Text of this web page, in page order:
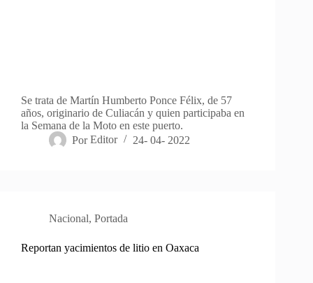
Se trata de Martín Humberto Ponce Félix, de 57
años, originario de Culiacán y quien participaba en
la Semana de la Moto en este puerto.
Por Editor 24- 04- 2022
Nacional, Portada
Reportan yacimientos de litio en Oaxaca